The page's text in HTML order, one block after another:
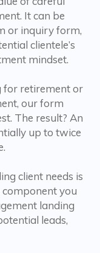
It can be
or inquiry form,
clientele’s
mindset.
for retirement or
our form
The result? An
up to twice
client needs is
you
landing
leads,